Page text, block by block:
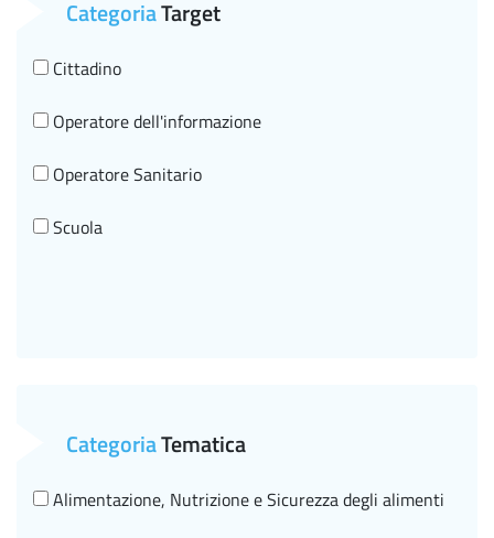
CategoriaTarget
Cittadino
Operatore dell'informazione
Operatore Sanitario
Scuola
CategoriaTematica
Alimentazione, Nutrizione e Sicurezza degli alimenti